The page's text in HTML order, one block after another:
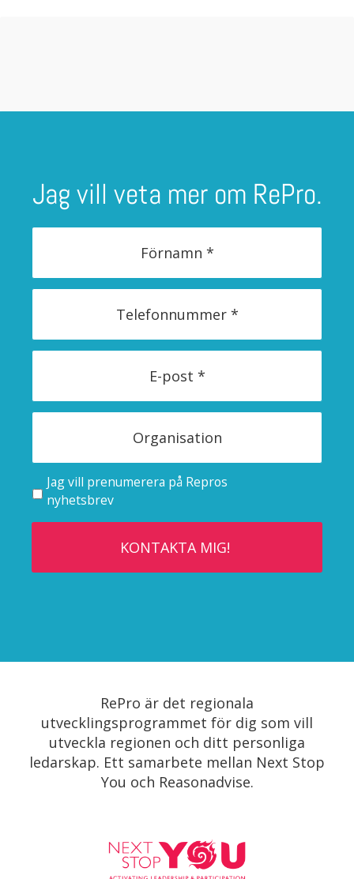
Jag vill veta mer om RePro.
Jag vill prenumerera på Repros
nyhetsbrev
RePro är det regionala
utvecklingsprogrammet för dig som vill
utveckla regionen och ditt personliga
ledarskap. Ett samarbete mellan Next Stop
You och Reasonadvise.